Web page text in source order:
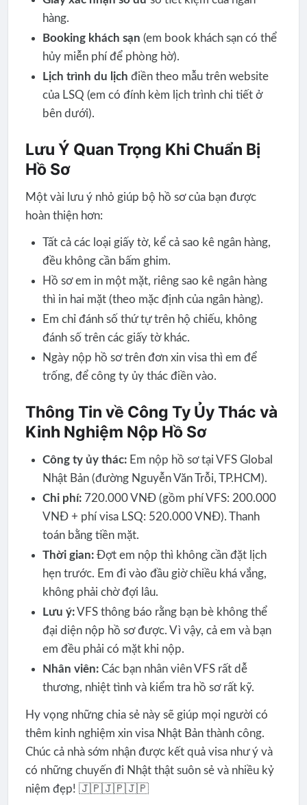
hàng.
Booking khách sạn (em book khách sạn có thể
hủy miễn phí để phòng hờ).
Lịch trình du lịch điền theo mẫu trên website
của LSQ (em có đính kèm lịch trình chi tiết ở
bên dưới).
Lưu Ý Quan Trọng Khi Chuẩn Bị
Hồ Sơ
Một vài lưu ý nhỏ giúp bộ hồ sơ của bạn được
hoàn thiện hơn:
Tất cả các loại giấy tờ, kể cả sao kê ngân hàng,
đều không cần bấm ghim.
Hồ sơ em in một mặt, riêng sao kê ngân hàng
thì in hai mặt (theo mặc định của ngân hàng).
Em chỉ đánh số thứ tự trên hộ chiếu, không
đánh số trên các giấy tờ khác.
Ngày nộp hồ sơ trên đơn xin visa thì em để
trống, để công ty ủy thác điền vào.
Thông Tin về Công Ty Ủy Thác và
Kinh Nghiệm Nộp Hồ Sơ
Công ty ủy thác:Em nộp hồ sơ tại VFS Global
Nhật Bản (đường Nguyễn Văn Trỗi, TP.HCM).
Chi phí:720.000 VNĐ (gồm phí VFS: 200.000
VNĐ + phí visa LSQ: 520.000 VNĐ). Thanh
toán bằng tiền mặt.
Thời gian:Đợt em nộp thì không cần đặt lịch
hẹn trước. Em đi vào đầu giờ chiều khá vắng,
không phải chờ đợi lâu.
Lưu ý:VFS thông báo rằng bạn bè không thể
đại diện nộp hồ sơ được. Vì vậy, cả em và bạn
em đều phải có mặt khi nộp.
Nhân viên:Các bạn nhân viên VFS rất dễ
thương, nhiệt tình và kiểm tra hồ sơ rất kỹ.
Hy vọng những chia sẻ này sẽ giúp mọi người có
thêm kinh nghiệm xin visa Nhật Bản thành công.
Chúc cả nhà sớm nhận được kết quả visa như ý và
có những chuyến đi Nhật thật suôn sẻ và nhiều kỷ
niệm đẹp! 🇯🇵🇯🇵🇯🇵